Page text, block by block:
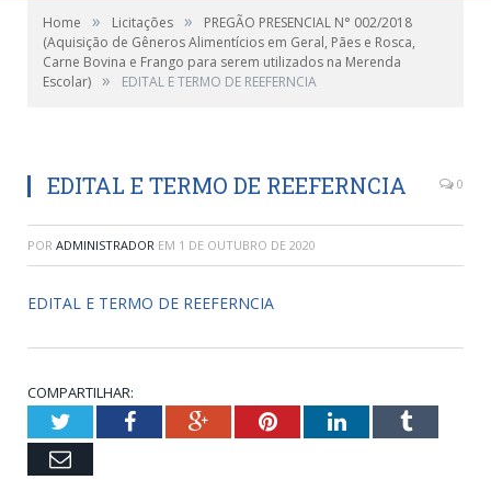
Home » Licitações »
PREGÃO PRESENCIAL N° 002/2018
(Aquisição de Gêneros Alimentícios em Geral, Pães e Rosca,
Carne Bovina e Frango para serem utilizados na Merenda
Escolar) » EDITAL E TERMO DE REEFERNCIA
EDITAL E TERMO DE REEFERNCIA 0
POR ADMINISTRADOR EM 1 DE OUTUBRO DE 2020
EDITAL E TERMO DE REEFERNCIA
COMPARTILHAR:
TwitterFacebookGoogle+PinterestLinkedInTumblr
Email